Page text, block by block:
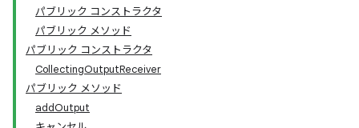
パブリック コンストラクタ
パブリック メソッド
パブリック コンストラクタ
CollectingOutputReceiver
パブリック メソッド
addOutput